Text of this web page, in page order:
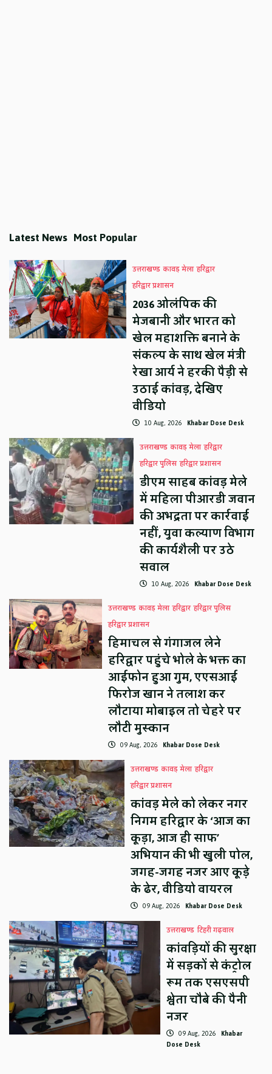
Latest News Most Popular
उत्तराखण्ड कावड़ मेला हरिद्वार
हरिद्वार प्रशासन
2036 ओलंपिक की
मेजबानी और भारत को
खेल महाशक्ति बनाने के
संकल्प के साथ खेल मंत्री
रेखा आर्य ने हरकी पैड़ी से
उठाई कांवड़, देखिए
वीडियो
10 Aug, 2026 Khabar Dose Desk
उत्तराखण्ड कावड़ मेला हरिद्वार
हरिद्वार पुलिस हरिद्वार प्रशासन
डीएम साहब कांवड़ मेले
में महिला पीआरडी जवान
की अभद्रता पर कार्रवाई
नहीं, युवा कल्याण विभाग
की कार्यशैली पर उठे
सवाल
10 Aug, 2026 Khabar Dose Desk
उत्तराखण्ड कावड़ मेला हरिद्वार हरिद्वार पुलिस
हरिद्वार प्रशासन
हिमाचल से गंगाजल लेने
हरिद्वार पहुंचे भोले के भक्त का
आईफोन हुआ गुम, एएसआई
फिरोज खान ने तलाश कर
लौटाया मोबाइल तो चेहरे पर
लौटी मुस्कान
09 Aug, 2026 Khabar Dose Desk
उत्तराखण्ड कावड़ मेला हरिद्वार
हरिद्वार प्रशासन
कांवड़ मेले को लेकर नगर
निगम हरिद्वार के ‘आज का
कूड़ा, आज ही साफ’
अभियान की भी खुली पोल,
जगह-जगह नजर आए कूड़े
के ढेर, वीडियो वायरल
09 Aug, 2026 Khabar Dose Desk
उत्तराखण्ड टिहरी गढ़वाल
कांवड़ियों की सुरक्षा
में सड़कों से कंट्रोल
रूम तक एसएसपी
श्वेता चौबे की पैनी
नजर
09 Aug, 2026 Khabar
Dose Desk